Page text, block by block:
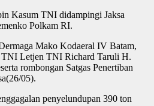
Kasum TNI didampingi Jaksa
Polkam RI.
Mako Kodaeral IV Batam,
Letjen TNI Richard Taruli H.
rombongan Satgas Penertiban
05).
penyelundupan 390 ton